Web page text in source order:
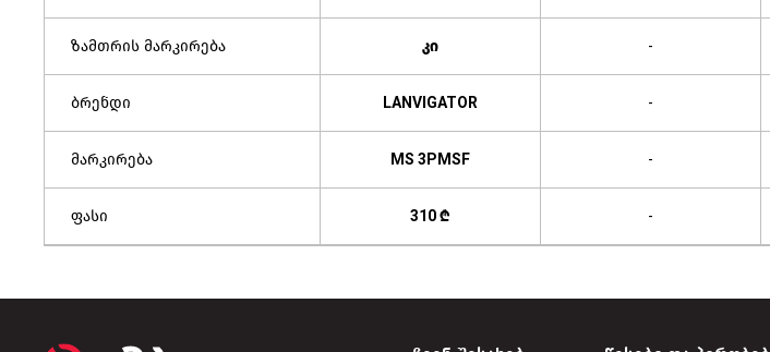
ზამთრის მარკირება კი -
ბრენდი LANVIGATOR -
მარკირება MS 3PMSF -
ფასი 310 ₾ -